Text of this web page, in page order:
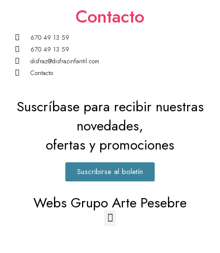
Contacto
670 49 13 59
670 49 13 59
disfraz@disfrazinfantil.com
Contacto
Suscríbase para recibir nuestras
novedades,
ofertas y promociones
Suscribirse al boletín
Webs Grupo Arte Pesebre